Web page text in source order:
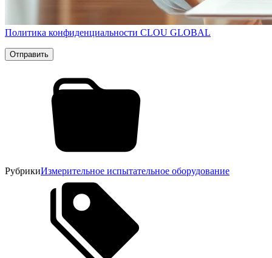
Политика конфиденциальности CLOU GLOBAL
РубрикиИзмерительное испытательное оборудование